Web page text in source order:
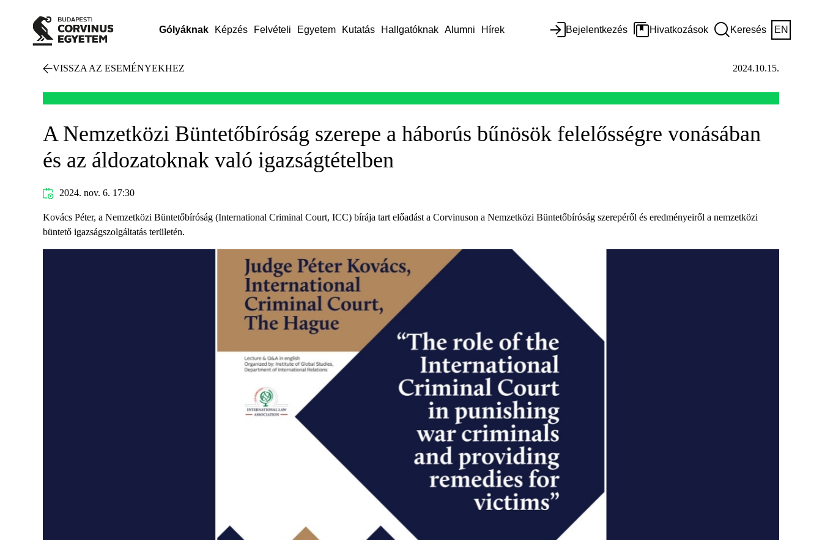
Gólyáknak Képzés Felvételi Egyetem Kutatás Hallgatóknak Alumni Hírek Bejelentkezés Hivatkozások Keresés EN
VISSZA AZ ESEMÉNYEKHEZ 2024.10.15.
A Nemzetközi Büntetőbíróság szerepe a háborús bűnösök felelősségre vonásában
és az áldozatoknak való igazságtételben
2024. nov. 6. 17:30
Kovács Péter, a Nemzetközi Büntetőbíróság (International Criminal Court, ICC) bírája tart előadást a Corvinuson a Nemzetközi Büntetőbíróság szerepéről és eredményeiről a nemzetközi
büntető igazságszolgáltatás területén.